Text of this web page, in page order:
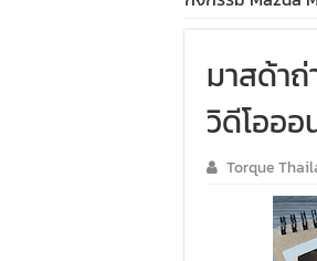
มาสด้า
วิดีโออ
Torque